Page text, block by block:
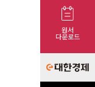
원서
다운로드